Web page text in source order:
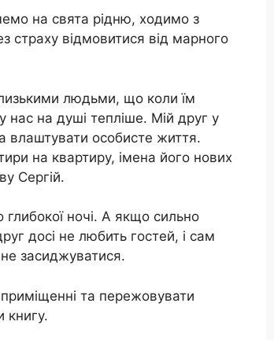
на свята рідню, ходимо з
страху відмовитися від марного
людьми, що коли їм
на душі тепліше. Мій друг у
влаштувати особисте життя.
на квартиру, імена його нових
Сергій.
ночі. А якщо сильно
досі не любить гостей, і сам
засиджуватися.
та пережовувати
книгу.